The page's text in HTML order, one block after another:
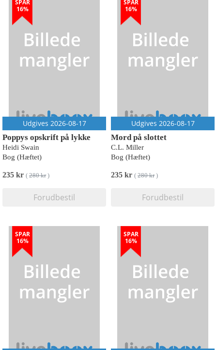
SPAR
16%
Udgives 2026-08-17
Poppys opskrift på lykke
Heidi Swain
Bog (Hæftet)
235 kr ( 280 kr)
Forudbestil
SPAR
16%
Udgives 2026-08-17
Mord på slottet
C.L. Miller
Bog (Hæftet)
235 kr ( 280 kr)
Forudbestil
SPAR
16%
SPAR
16%